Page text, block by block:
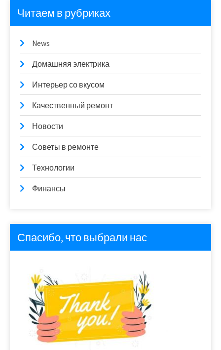
Читаем в рубриках
News
Домашняя электрика
Интерьер со вкусом
Качественный ремонт
Новости
Советы в ремонте
Технологии
Финансы
Спасибо, что выбрали нас